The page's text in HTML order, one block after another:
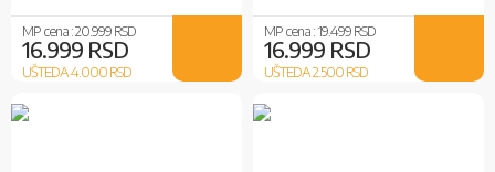
MP cena :20.999 RSD
16.999 RSD
UŠTEDA 4.000RSD
MP cena :19.499 RSD
16.999 RSD
UŠTEDA 2.500RSD